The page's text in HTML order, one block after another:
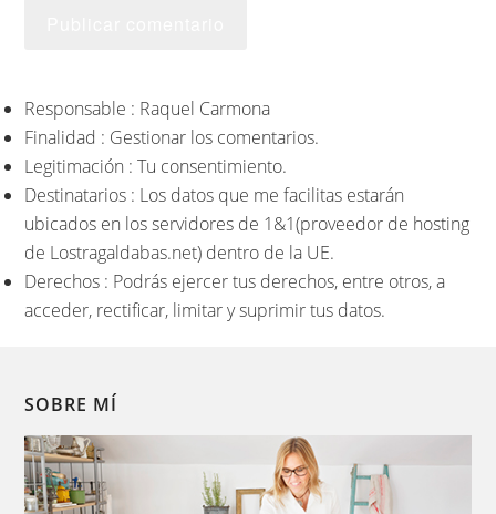
Responsable : Raquel Carmona
Finalidad : Gestionar los comentarios.
Legitimación : Tu consentimiento.
Destinatarios : Los datos que me facilitas estarán
ubicados en los servidores de 1&1(proveedor de hosting
de Lostragaldabas.net) dentro de la UE.
Derechos : Podrás ejercer tus derechos, entre otros, a
acceder, rectificar, limitar y suprimir tus datos.
SOBRE MÍ